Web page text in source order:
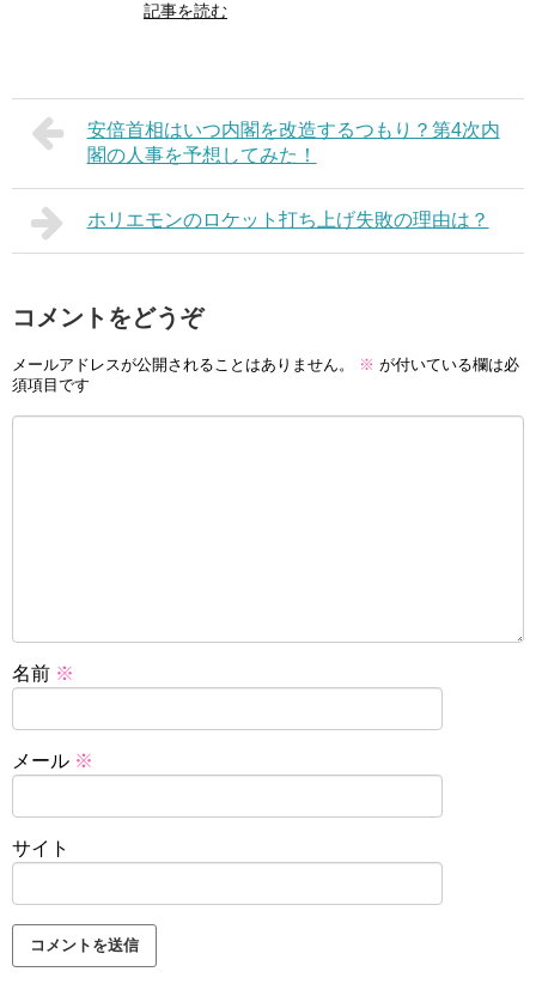
記事を読む
安倍首相はいつ内閣を改造するつもり？第4次内
閣の人事を予想してみた！
ホリエモンのロケット打ち上げ失敗の理由は？
コメントをどうぞ
メールアドレスが公開されることはありません。 ※ が付いている欄は必
須項目です
名前 ※
メール ※
サイト